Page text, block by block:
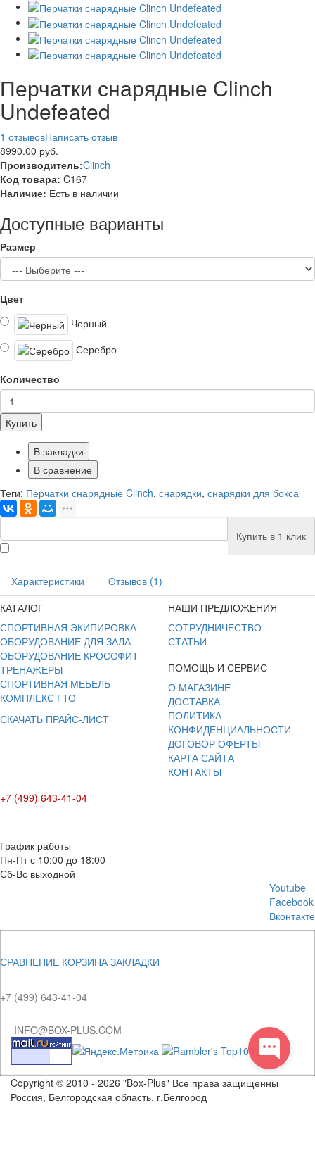
Перчатки снарядные Clinch
Undefeated
1 отзывовНаписать отзыв
8990.00 руб.
Производитель:Clinch
Код товара: C167
Наличие: Есть в наличии
Доступные варианты
Размер
Цвет
Черный
Серебро
Количество
Купить
В закладки
В сравнение
Теги: Перчатки снарядные Clinch, снарядки, снарядки для бокса
Купить в 1 клик
Характеристики
Отзывов (1)
КАТАЛОГ
СПОРТИВНАЯ ЭКИПИРОВКА
ОБОРУДОВАНИЕ ДЛЯ ЗАЛА
ОБОРУДОВАНИЕ КРОССФИТ
ТРЕНАЖЕРЫ
СПОРТИВНАЯ МЕБЕЛЬ
КОМПЛЕКС ГТО
СКАЧАТЬ ПРАЙС-ЛИСТ
НАШИ ПРЕДЛОЖЕНИЯ
СОТРУДНИЧЕСТВО
СТАТЬИ
ПОМОЩЬ И СЕРВИС
О МАГАЗИНЕ
ДОСТАВКА
ПОЛИТИКА
КОНФИДЕНЦИАЛЬНОСТИ
ДОГОВОР ОФЕРТЫ
КАРТА САЙТА
КОНТАКТЫ
+7 (499) 643-41-04
График работы
Пн-Пт с 10:00 до 18:00
Сб-Вс выходной
Youtube
Facebook
Вконтакте
СРАВНЕНИЕ КОРЗИНАЗАКЛАДКИ
+7 (499) 643-41-04
INFO@BOX-PLUS.COM
Copyright © 2010 - 2026 "Box-Plus" Все права защищенны
Россия, Белгородская область, г.Белгород